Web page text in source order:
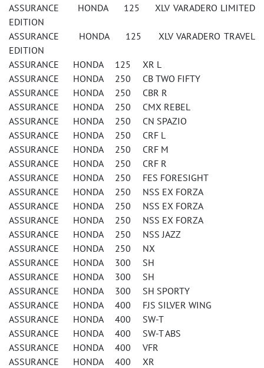
ASSURANCE HONDA 125 XLV VARADERO LIMITED
EDITION
ASSURANCE HONDA 125 XLV VARADERO TRAVEL
EDITION
ASSURANCE HONDA 125 XR L
ASSURANCE HONDA 250 CB TWO FIFTY
ASSURANCE HONDA 250 CBR R
ASSURANCE HONDA 250 CMX REBEL
ASSURANCE HONDA 250 CN SPAZIO
ASSURANCE HONDA 250 CRF L
ASSURANCE HONDA 250 CRF M
ASSURANCE HONDA 250 CRF R
ASSURANCE HONDA 250 FES FORESIGHT
ASSURANCE HONDA 250 NSS EX FORZA
ASSURANCE HONDA 250 NSS EX FORZA
ASSURANCE HONDA 250 NSS EX FORZA
ASSURANCE HONDA 250 NSS JAZZ
ASSURANCE HONDA 250 NX
ASSURANCE HONDA 300 SH
ASSURANCE HONDA 300 SH
ASSURANCE HONDA 300 SH SPORTY
ASSURANCE HONDA 400 FJS SILVER WING
ASSURANCE HONDA 400 SW-T
ASSURANCE HONDA 400 SW-T ABS
ASSURANCE HONDA 400 VFR
ASSURANCE HONDA 400 XR